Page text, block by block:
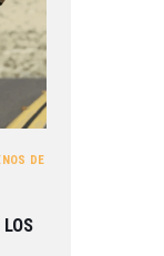
DE